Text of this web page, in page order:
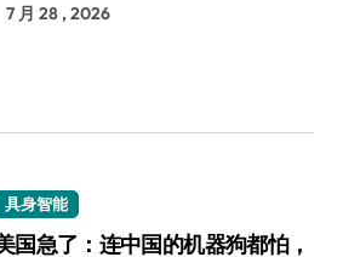
7 月 28 , 2026
具身智能
国急了：连中国的机器狗都怕，